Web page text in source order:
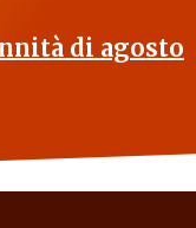
di agosto